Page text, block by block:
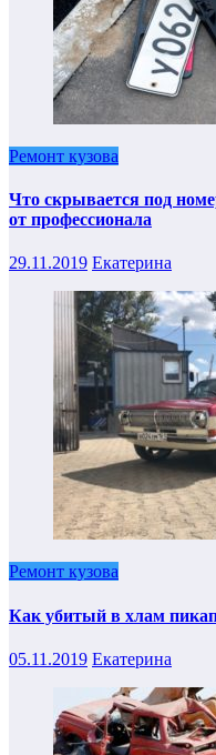
Ремонт кузова
Что скрывается под
от профессионала
29.11.2019 Екатерина
Ремонт кузова
Как убитый в хлам
05.11.2019 Екатерина